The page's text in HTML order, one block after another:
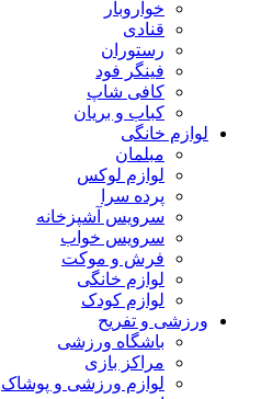
خواروبار
قنادی
رستوران
فینگر فود
کافی شاپ
کباب و بریان
لوازم خانگی
مبلمان
لوازم لوکس
پرده سرا
سرویس آشپزخانه
سرویس خواب
فرش و موکت
لوازم خانگی
لوازم کودک
ورزشی و تفریح
باشگاه ورزشی
مراکز بازی
لوازم ورزشی و پوشاک